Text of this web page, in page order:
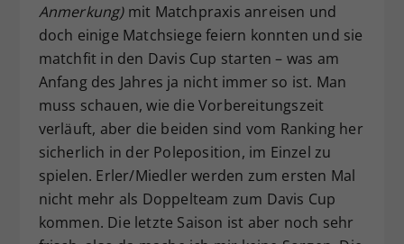
Anmerkung)mit Matchpraxis anreisen und
doch einige Matchsiege feiern konnten und sie
matchfit in den Davis Cup starten – was am
Anfang des Jahres ja nicht immer so ist. Man
muss schauen, wie die Vorbereitungszeit
verläuft, aber die beiden sind vom Ranking her
sicherlich in der Poleposition, im Einzel zu
spielen. Erler/Miedler werden zum ersten Mal
nicht mehr als Doppelteam zum Davis Cup
kommen. Die letzte Saison ist aber noch sehr